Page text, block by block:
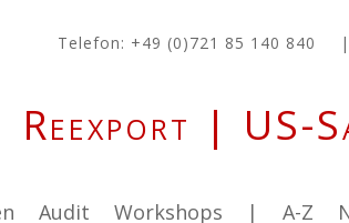
Telefon: +49 (0)721 85 140 840 |
| US-
Audit Workshops | A-Z